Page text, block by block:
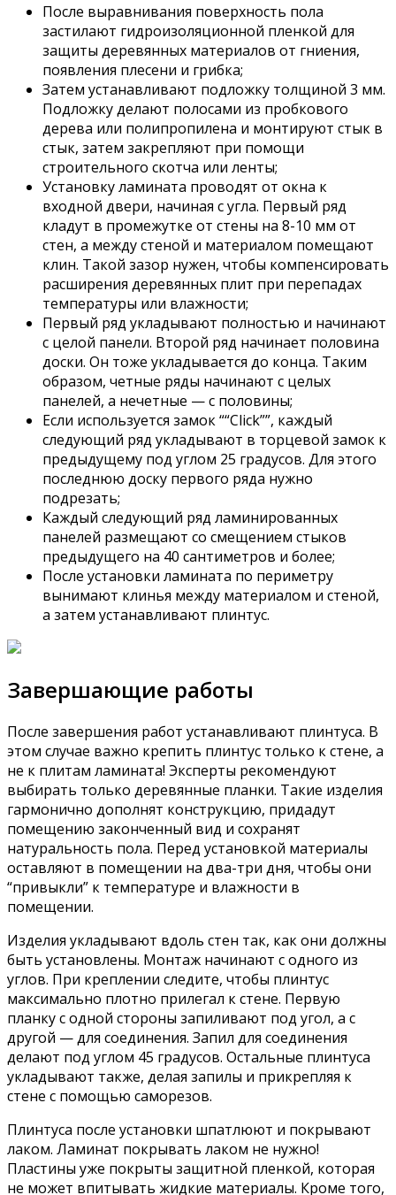
После выравнивания поверхность пола
застилают гидроизоляционной пленкой для
защиты деревянных материалов от гниения,
появления плесени и грибка;
Затем устанавливают подложку толщиной 3 мм.
Подложку делают полосами из пробкового
дерева или полипропилена и монтируют стык в
стык, затем закрепляют при помощи
строительного скотча или ленты;
Установку ламината проводят от окна к
входной двери, начиная с угла. Первый ряд
кладут в промежутке от стены на 8-10 мм от
стен, а между стеной и материалом помещают
клин. Такой зазор нужен, чтобы компенсировать
расширения деревянных плит при перепадах
температуры или влажности;
Первый ряд укладывают полностью и начинают
с целой панели. Второй ряд начинает половина
доски. Он тоже укладывается до конца. Таким
образом, четные ряды начинают с целых
панелей, а нечетные — с половины;
Если используется замок ““Click””, каждый
следующий ряд укладывают в торцевой замок к
предыдущему под углом 25 градусов. Для этого
последнюю доску первого ряда нужно
подрезать;
Каждый следующий ряд ламинированных
панелей размещают со смещением стыков
предыдущего на 40 сантиметров и более;
После установки ламината по периметру
вынимают клинья между материалом и стеной,
а затем устанавливают плинтус.
Завершающие работы
После завершения работ устанавливают плинтуса. В
этом случае важно крепить плинтус только к стене, а
не к плитам ламината! Эксперты рекомендуют
выбирать только деревянные планки. Такие изделия
гармонично дополнят конструкцию, придадут
помещению законченный вид и сохранят
натуральность пола. Перед установкой материалы
оставляют в помещении на два-три дня, чтобы они
“привыкли” к температуре и влажности в
помещении.
Изделия укладывают вдоль стен так, как они должны
быть установлены. Монтаж начинают с одного из
углов. При креплении следите, чтобы плинтус
максимально плотно прилегал к стене. Первую
планку с одной стороны запиливают под угол, а с
другой — для соединения. Запил для соединения
делают под углом 45 градусов. Остальные плинтуса
укладывают также, делая запилы и прикрепляя к
стене с помощью саморезов.
Плинтуса после установки шпатлюют и покрывают
лаком. Ламинат покрывать лаком не нужно!
Пластины уже покрыты защитной пленкой, которая
не может впитывать жидкие материалы. Кроме того,